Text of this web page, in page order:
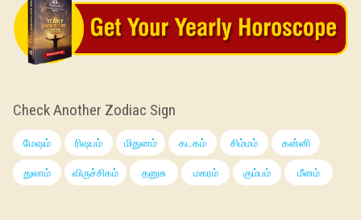
Check Another Zodiac Sign
மேஷம் ரிஷபம் மிதுனம் கடகம் சிம்மம் கன்னி
துலாம் விருச்சிகம் தனுசு மகரம் கும்பம் மீனம்